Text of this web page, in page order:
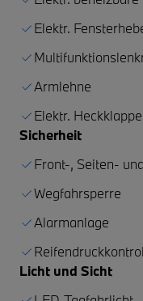
Elektr.
Armlehne
Elektr. Heckklappe
Sicherheit
Front-, Seiten-
Wegfahrsperre
Alarmanlage
Licht und Sicht